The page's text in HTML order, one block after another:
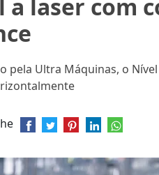
a laser com
pela Ultra Máquinas, o Nível